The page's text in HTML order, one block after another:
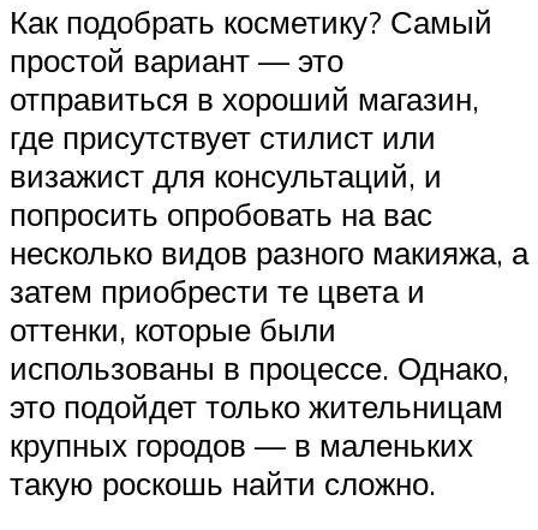
Как подобрать косметику? Самый
простой вариант — это
отправиться в хороший магазин,
где присутствует стилист или
визажист для консультаций, и
попросить опробовать на вас
несколько видов разного макияжа, а
затем приобрести те цвета и
оттенки, которые были
использованы в процессе. Однако,
это подойдет только жительницам
крупных городов — в маленьких
такую роскошь найти сложно.